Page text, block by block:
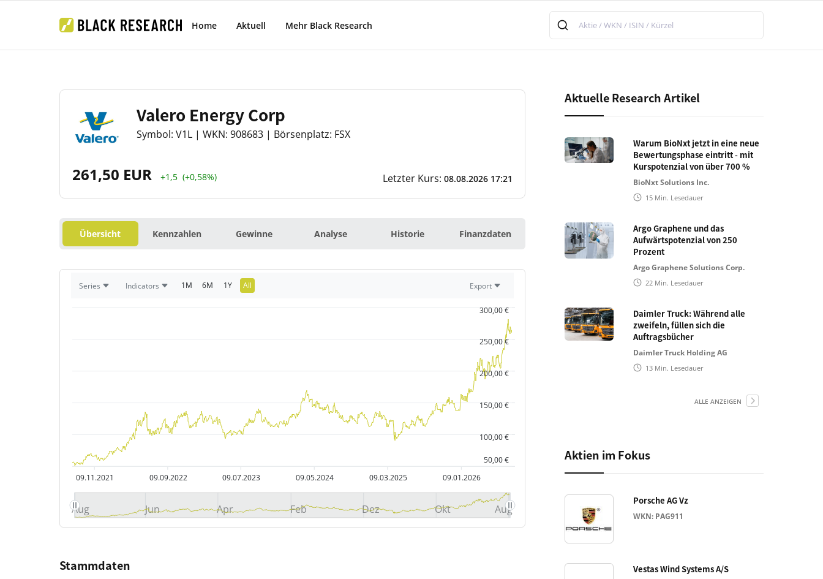
Home Aktuell Mehr Black Research
Valero Energy Corp
Symbol: V1L | WKN: 908683 | Börsenplatz: FSX
261,50 EUR +1,5 (+0,58%) Letzter Kurs: 08.08.2026 17:21
Übersicht Kennzahlen Gewinne Analyse Historie Finanzdaten
Series Indicators 1M 6M 1Y All Export
09.11.2021 09.09.2022 09.07.2023 09.05.2024 09.03.2025 09.01.2026
50,00 €
100,00 €
150,00 €
200,00 €
250,00 €
300,00 €
Aug Jun Apr Feb Dez Okt Aug
Stammdaten
Aktuelle Research Artikel
Warum BioNxt jetzt in eine neue
Bewertungsphase eintritt - mit
Kurspotenzial von über 700 %
BioNxt Solutions Inc.
15 Min. Lesedauer
Argo Graphene und das
Aufwärtspotenzial von 250
Prozent
Argo Graphene Solutions Corp.
22 Min. Lesedauer
Daimler Truck: Während alle
zweifeln, füllen sich die
Auftragsbücher
Daimler Truck Holding AG
13 Min. Lesedauer
ALLE ANZEIGEN
Aktien im Fokus
Porsche AG Vz
WKN: PAG911
Vestas Wind Systems A/S